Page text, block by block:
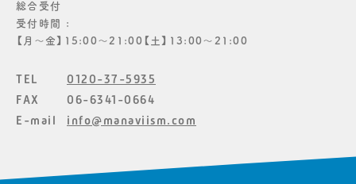
総合受付
受付時間 :
【月〜金】15:00〜21:00【土】13:00〜21:00
TEL
0120-37-5935
FAX
06-6341-0664
E-mail
info@manaviism.com